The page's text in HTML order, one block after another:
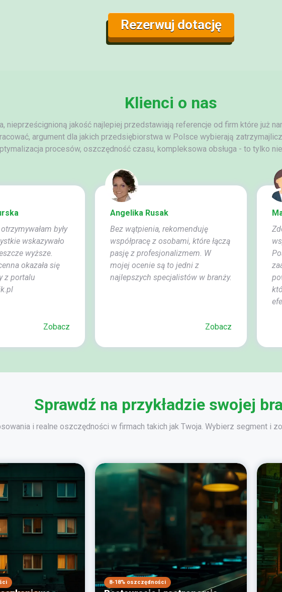
Rezerwuj dotację
Klienci o nas
nieprześcignioną jakość najlepiej przedstawiają referencje od firm które już
argument dla jakich przedsiębiorstwa w Polsce wybierają
procesów, oszczędność czasu, kompleksowa obsługa - to tylko
były
wskazywało
wyższe.
okazała się
z portalu
Zobacz
Angelika Rusak
Bez wątpienia, rekomenduję
współpracę z osobami, które łączą
pasję z profesjonalizmem. W
mojej ocenie są to jedni z
najlepszych specjalistów w branży.
Zobacz
Sprawdź na przykładzie swojej
i realne oszczędności w firmach takich jak Twoja. Wybierz segment i
8-18% oszczędności